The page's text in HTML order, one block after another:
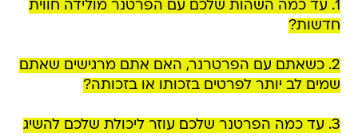
1. עד כמה השהות שלכם עם הפרטנר מולידה חווית
חדשות?
2. כשאתם עם הפרטרנר, האם אתם מרגישים שאתם
שמים לב יותר לפרטים בזכותו או בזכותה?
3. עד כמה הפרטנר שלכם עוזר ליכולת שלכם להשיג